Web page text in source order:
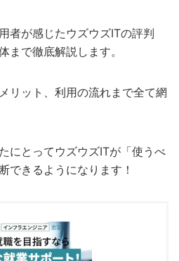
者が感じたウズウズITの評判
まで徹底解説します。
リット、利用の流れまで全て網
にとってウズウズITが「使うべ
できるようになります！